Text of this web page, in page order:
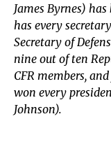
James Byrnes)
has every
Secretary of
nine out of ten
CFR members,
won every
Johnson).